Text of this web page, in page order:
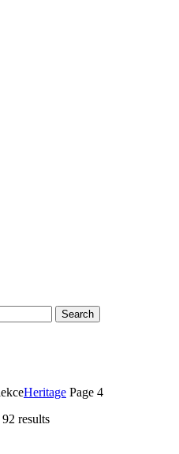
Search
Heritage Page 4
results